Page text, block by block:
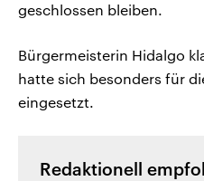
geschlossen bleiben.
Bürgermeisterin Hidalgo
hatte sich besonders für
eingesetzt.
Redaktionell